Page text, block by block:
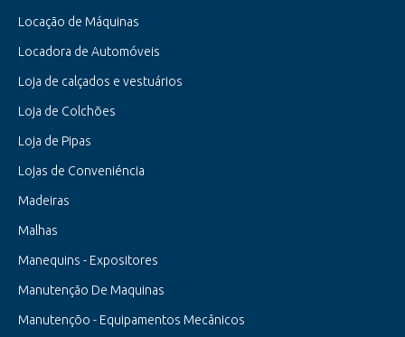
Locação de Máquinas
Locadora de Automóveis
Loja de calçados e vestuários
Loja de Colchões
Loja de Pipas
Lojas de Conveniéncia
Madeiras
Malhas
Manequins - Expositores
Manutenção De Maquinas
Manutençõo - Equipamentos Mecânicos